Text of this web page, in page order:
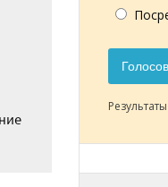
Результаты